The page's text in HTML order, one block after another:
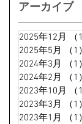
アーカイブ
2025年12月 （
2025年5月
（1）
2024年3月
（1）
2024年2月
（1）
2023年10月
（
2023年3月
（1）
2023年1月
（1）